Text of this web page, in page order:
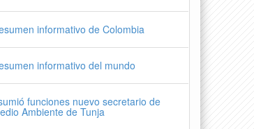
informativo de Colombia
informativo del mundo
funciones nuevo secretario de
Ambiente de Tunja